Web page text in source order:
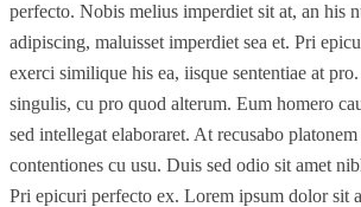
perfecto. Nobis melius imperdiet sit at, an his
adipiscing, maluisset imperdiet sea et. Pri
exerci similique his ea, iisque sententiae at
singulis, cu pro quod alterum. Eum homero
sed intellegat elaboraret. At recusabo
contentiones cu usu. Duis sed odio sit amet
Pri epicuri perfecto ex. Lorem ipsum dolor sit